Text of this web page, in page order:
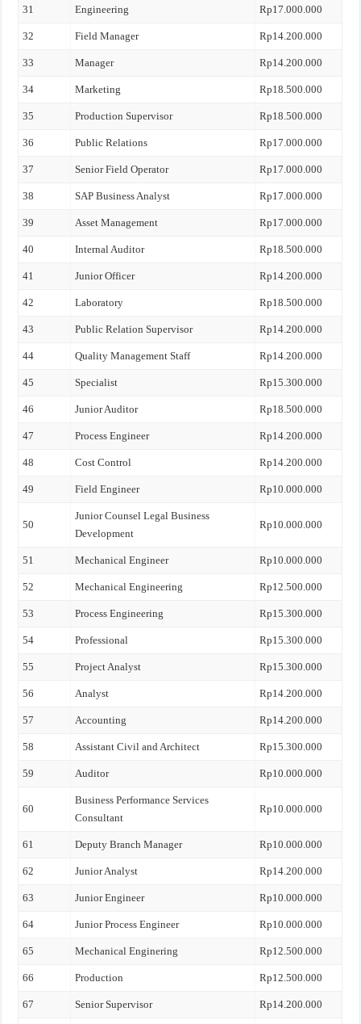
31 Engineering Rp17.000.000
32 Field Manager Rp14.200.000
33 Manager Rp14.200.000
34 Marketing Rp18.500.000
35 Production Supervisor Rp18.500.000
36 Public Relations Rp17.000.000
37 Senior Field Operator Rp17.000.000
38 SAP Business Analyst Rp17.000.000
39 Asset Management Rp17.000.000
40 Internal Auditor Rp18.500.000
41 Junior Officer Rp14.200.000
42 Laboratory Rp18.500.000
43 Public Relation Supervisor Rp14.200.000
44 Quality Management Staff Rp14.200.000
45 Specialist Rp15.300.000
46 Junior Auditor Rp18.500.000
47 Process Engineer Rp14.200.000
48 Cost Control Rp14.200.000
49 Field Engineer Rp10.000.000
50
Junior Counsel Legal Business
Development
Rp10.000.000
51 Mechanical Engineer Rp10.000.000
52 Mechanical Engineering Rp12.500.000
53 Process Engineering Rp15.300.000
54 Professional Rp15.300.000
55 Project Analyst Rp15.300.000
56 Analyst Rp14.200.000
57 Accounting Rp14.200.000
58 Assistant Civil and Architect Rp15.300.000
59 Auditor Rp10.000.000
60
Business Performance Services
Consultant
Rp10.000.000
61 Deputy Branch Manager Rp10.000.000
62 Junior Analyst Rp14.200.000
63 Junior Engineer Rp10.000.000
64 Junior Process Engineer Rp10.000.000
65 Mechanical Enginering Rp12.500.000
66 Production Rp12.500.000
67 Senior Supervisor Rp14.200.000